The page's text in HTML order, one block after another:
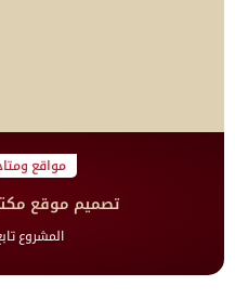
مواقع
تصميم موقع
المشروع